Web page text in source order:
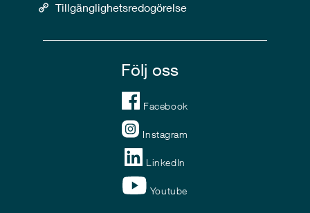
Tillgänglighetsredogörelse
Följ oss
Facebook
Instagram
LinkedIn
Youtube